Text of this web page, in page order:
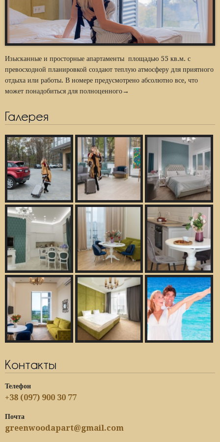
Изысканные и просторные апартаменты площадью 55 кв.м. с
превосходной планировкой создают теплую атмосферу для приятного
отдыха или работы. В номере предусмотрено абсолютно все, что
может понадобиться для полноценного→
Галерея
Контакты
Телефон
+38 (097) 900 30 77
Почта
greenwoodapart@gmail.com